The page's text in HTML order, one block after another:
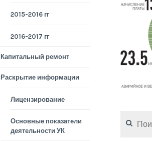
2015-2016 гг
2016-2017 гг
Капитальный ремонт
Раскрытие информации
Лицензирование
Основные показатели
деятельности УК